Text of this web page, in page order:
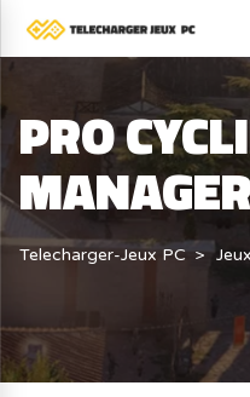
PRO
Telecharger-Jeux PC Jeux